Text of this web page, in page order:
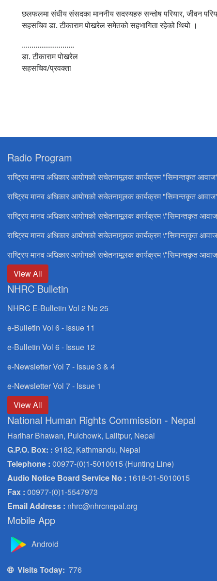
छलफलमा संघीय संसदका माननीय सदस्यहरु सन्तोष परियार, जीवन
सहसचिव डा. टीकाराम पोखरेल समेतको सहभागिता रहेको थियो ।
...........................
डा. टीकाराम पोखरेल
सहसचिव/प्रवक्ता
Radio Program
राष्ट्रिय मानव अधिकार आयोगको सचेतनामूलक कार्यक्रम "सिमान्तकृत
राष्ट्रिय मानव अधिकार आयोगको सचेतनामूलक कार्यक्रम "सिमान्तकृत
राष्ट्रिय मानव अधिकार आयोगको सचेतनामूलक कार्यक्रम \"सिमान्तकृत
राष्ट्रिय मानव अधिकार आयोगको सचेतनामूलक कार्यक्रम \"सिमान्तकृत
राष्ट्रिय मानव अधिकार आयोगको सचेतनामूलक कार्यक्रम \"सिमान्तकृत
View All
NHRC Bulletin
NHRC E-Bulletin Vol 2 No 25
e-Bulletin Vol 6 - Issue 11
e-Bulletin Vol 6 - Issue 12
e-Newsletter Vol 7 - Issue 3 & 4
e-Newsletter Vol 7 - Issue 1
View All
National Human Rights Commission - Nepal
Harihar Bhawan, Pulchowk, Lalitpur, Nepal
G.P.O. Box: : 9182, Kathmandu, Nepal
Telephone : 00977-(0)1-5010015 (Hunting Line)
Audio Notice Board Service No : 1618-01-5010015
Fax : 00977-(0)1-5547973
Email Address : nhrc@nhrcnepal.org
Mobile App
Android
Visits Today: 776